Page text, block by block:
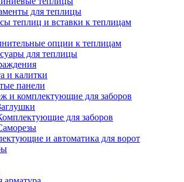
для теплицы
теплиц и вставки к теплицам
опции к теплицам
для теплицы
и калитки
панели
и комплектующие для заборов
для заборов
и автоматика для ворот